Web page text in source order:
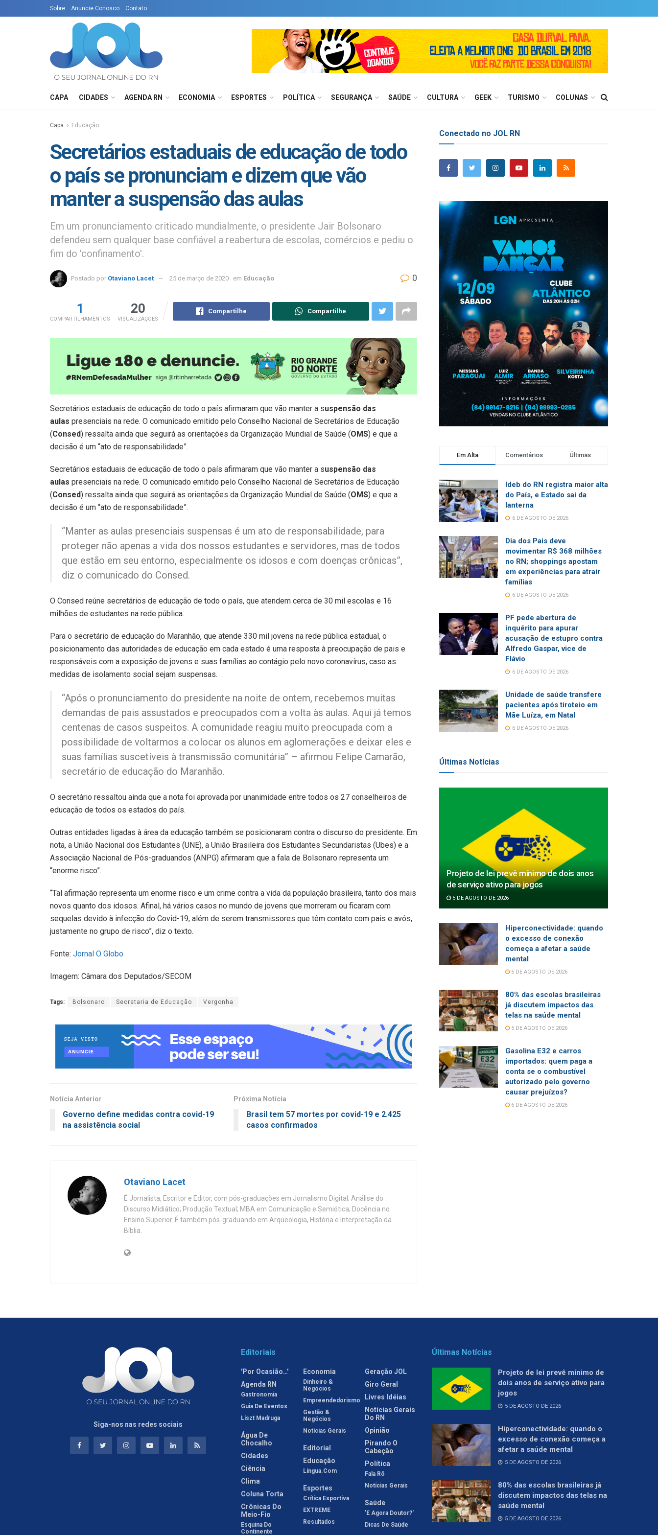
Sobre Anuncie Conosco Contato
CAPA CIDADES AGENDA RN ECONOMIA ESPORTES POLÍTICA SEGURANÇA SAÚDE CULTURA GEEK TURISMO COLUNAS
Capa Educação
Secretários estaduais de educação de todo
o país se pronunciam e dizem que vão
manter a suspensão das aulas
Em um pronunciamento criticado mundialmente, o presidente Jair Bolsonaro
defendeu sem qualquer base confiável a reabertura de escolas, comércios e pediu o
fim do 'confinamento'.
Postado por Otaviano Lacet 25 de março de 2020 em Educação 0
1
COMPARTILHAMENTOS
20
VISUALIZAÇÕES
Compartilhe Compartilhe
Secretários estaduais de educação de todo o país afirmaram que vão manter a suspensão das
aulas presenciais na rede. O comunicado emitido pelo Conselho Nacional de Secretários de Educação
(Consed) ressalta ainda que seguirá as orientações da Organização Mundial de Saúde (OMS) e que a
decisão é um “ato de responsabilidade”.
Secretários estaduais de educação de todo o país afirmaram que vão manter a suspensão das
aulas presenciais na rede. O comunicado emitido pelo Conselho Nacional de Secretários de Educação
(Consed) ressalta ainda que seguirá as orientações da Organização Mundial de Saúde (OMS) e que a
decisão é um “ato de responsabilidade”.
“Manter as aulas presenciais suspensas é um ato de responsabilidade, para
proteger não apenas a vida dos nossos estudantes e servidores, mas de todos
que estão em seu entorno, especialmente os idosos e com doenças crônicas”,
diz o comunicado do Consed.
O Consed reúne secretários de educação de todo o país, que atendem cerca de 30 mil escolas e 16
milhões de estudantes na rede pública.
Para o secretário de educação do Maranhão, que atende 330 mil jovens na rede pública estadual, o
posicionamento das autoridades de educação em cada estado é uma resposta à preocupação de pais e
responsáveis com a exposição de jovens e suas famílias ao contágio pelo novo coronavírus, caso as
medidas de isolamento social sejam suspensas.
“Após o pronunciamento do presidente na noite de ontem, recebemos muitas
demandas de pais assustados e preocupados com a volta às aulas. Aqui já temos
centenas de casos suspeitos. A comunidade reagiu muito preocupada com a
possibilidade de voltarmos a colocar os alunos em aglomerações e deixar eles e
suas famílias suscetíveis à transmissão comunitária” – afirmou Felipe Camarão,
secretário de educação do Maranhão.
O secretário ressaltou ainda que a nota foi aprovada por unanimidade entre todos os 27 conselheiros de
educação de todos os estados do país.
Outras entidades ligadas à área da educação também se posicionaram contra o discurso do presidente. Em
nota, a União Nacional dos Estudantes (UNE), a União Brasileira dos Estudantes Secundaristas (Ubes) e a
Associação Nacional de Pós-graduandos (ANPG) afirmaram que a fala de Bolsonaro representa um
“enorme risco”.
“Tal afirmação representa um enorme risco e um crime contra a vida da população brasileira, tanto dos mais
novos quanto dos idosos. Afinal, há vários casos no mundo de jovens que morreram ou ficaram com
sequelas devido à infecção do Covid-19, além de serem transmissores que têm contato com pais e avós,
justamente no grupo de risco”, diz o texto.
Fonte: Jornal O Globo
Imagem: Câmara dos Deputados/SECOM
Tags: Bolsonaro Secretaria de Educação Vergonha
Notícia Anterior
Governo define medidas contra covid-19
na assistência social
Próxima Notícia
Brasil tem 57 mortes por covid-19 e 2.425
casos confirmados
Otaviano Lacet
É Jornalista, Escritor e Editor, com pós-graduações em Jornalismo Digital; Análise do
Discurso Midiático; Produção Textual; MBA em Comunicação e Semiótica; Docência no
Ensino Superior. É também pós-graduando em Arqueologia, História e Interpretação da
Bíblia.
Conectado no JOL RN
Em Alta Comentários Últimas
Ideb do RN registra maior alta
do País, e Estado sai da
lanterna
6 DE AGOSTO DE 2026
Dia dos Pais deve
movimentar R$ 368 milhões
no RN; shoppings apostam
em experiências para atrair
famílias
6 DE AGOSTO DE 2026
PF pede abertura de
inquérito para apurar
acusação de estupro contra
Alfredo Gaspar, vice de
Flávio
6 DE AGOSTO DE 2026
Unidade de saúde transfere
pacientes após tiroteio em
Mãe Luíza, em Natal
6 DE AGOSTO DE 2026
Últimas Notícias
Projeto de lei prevê mínimo de dois anos
de serviço ativo para jogos
5 DE AGOSTO DE 2026
Hiperconectividade: quando
o excesso de conexão
começa a afetar a saúde
mental
5 DE AGOSTO DE 2026
80% das escolas brasileiras
já discutem impactos das
telas na saúde mental
5 DE AGOSTO DE 2026
Gasolina E32 e carros
importados: quem paga a
conta se o combustível
autorizado pelo governo
causar prejuízos?
6 DE AGOSTO DE 2026
Siga-nos nas redes sociais
Editoriais
'Por Ocasião…'
Agenda RN
Gastronomia
Guia De Eventos
Liszt Madruga
Água De
Chocalho
Cidades
Ciência
Clima
Coluna Torta
Crônicas Do
Meio-Fio
Esquina Do
Continente
Economia
Dinheiro &
Negócios
Empreendedorismo
Gestão &
Negócios
Notícias Gerais
Editorial
Educação
Língua.com
Esportes
Crítica Esportiva
EXTREME
Resultados
Geração JOL
Giro Geral
Livres Idéias
Notícias Gerais
Do RN
Opinião
Pirando O
Cabeção
Política
Fala Rô
Notícias Gerais
Saúde
'E Agora Doutor?'
Dicas De Saúde
Últimas Notícias
Projeto de lei prevê mínimo de
dois anos de serviço ativo para
jogos
5 DE AGOSTO DE 2026
Hiperconectividade: quando o
excesso de conexão começa a
afetar a saúde mental
5 DE AGOSTO DE 2026
80% das escolas brasileiras já
discutem impactos das telas na
saúde mental
5 DE AGOSTO DE 2026